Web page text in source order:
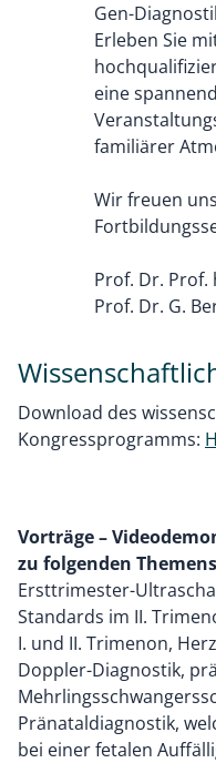
Gen-
Erleben Sie
eine
familiärer
Wir freuen
Prof. Dr. Prof.
Prof. Dr. G.
Download des
Kongressprogramms:
Vorträge –
zu folgenden
Ersttrimester-
Standards im II.
I. und II. Trimenon,
Doppler-Diagnostik,
Pränataldiagnostik,
bei einer fetalen